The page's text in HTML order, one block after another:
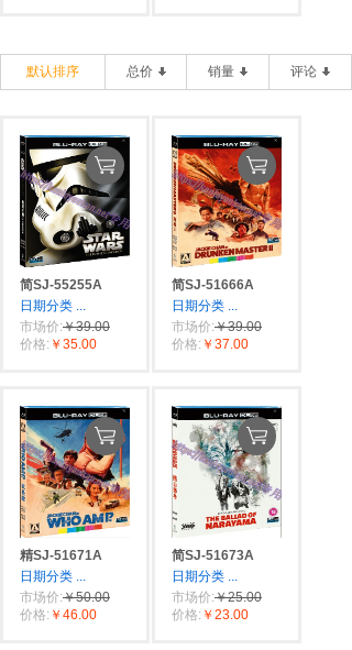
默认排序 总价 销量 评论
简SJ-55255A
日期分类 ...
市场价:￥39.00
价格: ￥35.00
简SJ-51666A
日期分类 ...
市场价:￥39.00
价格: ￥37.00
精SJ-51671A
日期分类 ...
市场价:￥50.00
价格: ￥46.00
简SJ-51673A
日期分类 ...
市场价:￥25.00
价格: ￥23.00